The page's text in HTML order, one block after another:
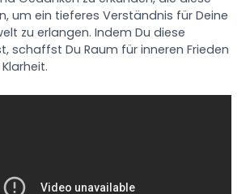
um ein tieferes Verständnis für Deine
zu erlangen. Indem Du diese
schaffst Du Raum für inneren Frieden